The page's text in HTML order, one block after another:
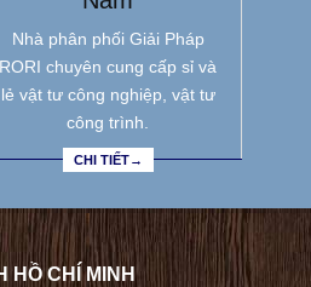
Nhà phân phối Giải Pháp
RORI chuyên cung cấp sỉ và
lẻ vật tư công nghiệp, vật tư
công trình.
CHI TIẾT→
HỒ CHÍ MINH